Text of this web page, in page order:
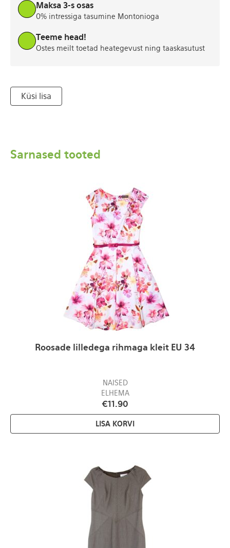
Maksa 3-s osas
0% intressiga tasumine Montonioga
Teeme head!
Ostes meilt toetad heategevust ning taaskasutust
Küsi lisa
Sarnased tooted
Roosade lilledega rihmaga kleit EU 34
NAISED
ELHEMA
€11.90
LISA KORVI